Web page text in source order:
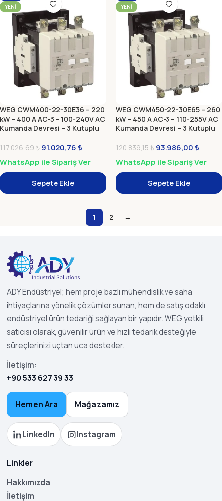
YENI
WEG CWM400-22-30E36 – 220
kW – 400 A AC-3 – 100-240V AC
Kumanda Devresi – 3 Kutuplu
Modül)
117.026,69₺ 91.020,76₺
WhatsApp ile Sipariş Ver
Sepete Ekle
YENI
WEG CWM450-22-30E65 – 260
kW – 450 A AC-3 – 110-255V AC
Kumanda Devresi – 3 Kutuplu
Modül)
120.839,15₺ 93.986,00₺
WhatsApp ile Sipariş Ver
Sepete Ekle
1 2 →
ADY Endüstriyel; hem proje bazlı mühendislik ve saha
ihtiyaçlarına yönelik çözümler sunan, hem de satış odaklı
endüstriyel ürün tedariği sağlayan bir yapıdır. WEG yetkili
satıcısı olarak, güvenilir ürün ve hızlı tedarik desteğiyle
süreçlerinizi uçtan uca destekler.
İletişim:
+90 533 627 39 33
Hemen Ara Mağazamız
LinkedIn Instagram
Linkler
Hakkımızda
İletişim